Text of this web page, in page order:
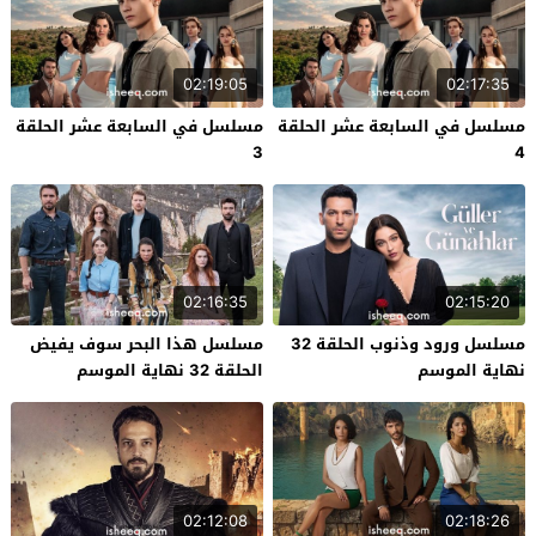
02:17:35
مسلسل في السابعة عشر الحلقة
4
02:19:05
مسلسل في السابعة عشر الحلقة
3
02:15:20
مسلسل ورود وذنوب الحلقة 32
نهاية الموسم
02:16:35
مسلسل هذا البحر سوف يفيض
الحلقة 32 نهاية الموسم
02:18:26
02:12:08